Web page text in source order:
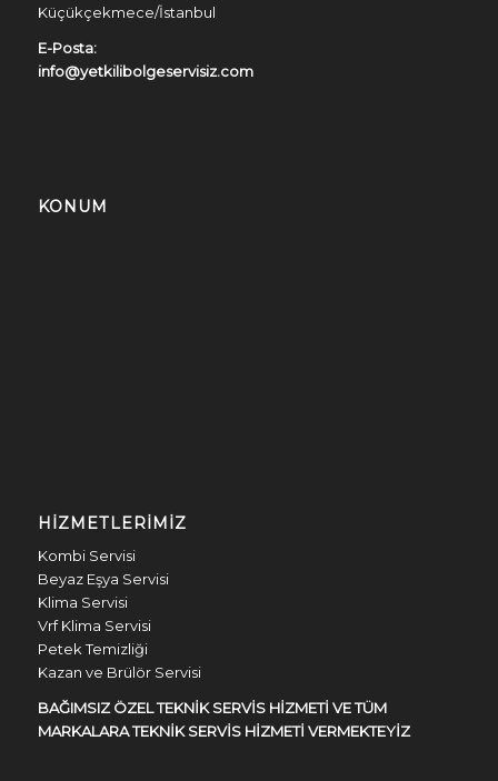
Küçükçekmece/İstanbul
E-Posta:
info@yetkilibolgeservisiz.com
KONUM
HIZMETLERIMIZ
Kombi Servisi
Beyaz Eşya Servisi
Klima Servisi
Vrf Klima Servisi
Petek Temizliği
Kazan ve Brülör Servisi
BAĞIMSIZ ÖZEL TEKNİK SERVİS HİZMETİ VE TÜM
MARKALARA TEKNİK SERVİS HİZMETİ VERMEKTEYİZ